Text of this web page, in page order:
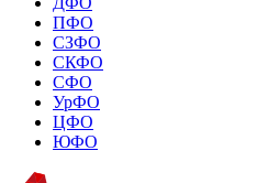
ПФО
СЗФО
СКФО
СФО
УрФО
ЦФО
ЮФО